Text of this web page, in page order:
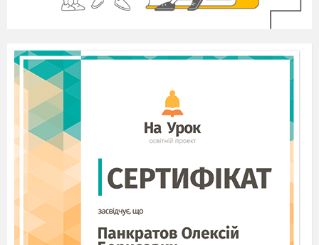
Цетрарій
Людина вживає в їжу
III. СИСТЕМАТИЗАЦІЯ ТА
КОНТРОЛЬ ЗНАНЬ З ТЕМИ "ГРИБИ Й
ЛИШАЙНИКИ"
Біологічний визначальний диктант
Безхлорофільні організми,
переважно багато­клітинні, що живляться
гетеротрофно, тобто готовими (органічними)
речовинами. (Гриби)
Вегетативне тіло гриба, утворене